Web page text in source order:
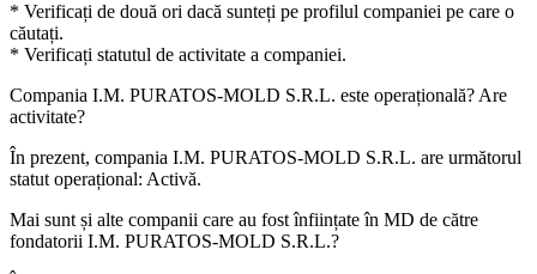
* Verificați de două ori dacă sunteți pe profilul companiei pe care o
căutați.
* Verificați statutul de activitate a companiei.
Compania I.M. PURATOS-MOLD S.R.L. este operațională? Are
activitate?
În prezent, compania I.M. PURATOS-MOLD S.R.L. are următorul
statut operațional: Activă.
Mai sunt și alte companii care au fost înființate în MD de către
fondatorii I.M. PURATOS-MOLD S.R.L.?